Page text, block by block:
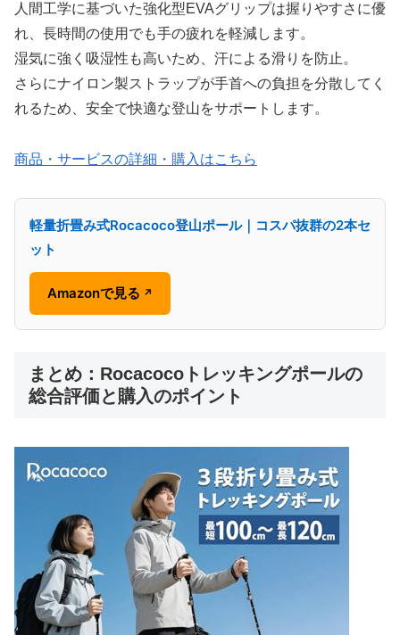
人間工学に基づいた強化型EVAグリップは握りやすさに優
れ、長時間の使用でも手の疲れを軽減します。
湿気に強く吸湿性も高いため、汗による滑りを防止。
さらにナイロン製ストラップが手首への負担を分散してく
れるため、安全で快適な登山をサポートします。
商品・サービスの詳細・購入はこちら
軽量折畳み式Rocacoco登山ポール｜コスパ抜群の2本セ
ット
Amazonで見る ↗
まとめ：Rocacocoトレッキングポールの
総合評価と購入のポイント